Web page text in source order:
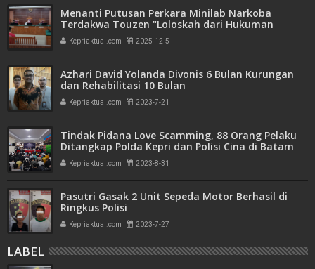
Menanti Putusan Perkara Minilab Narkoba
Terdakwa Touzen "Loloskah dari Hukuman
Seumur Hidup atau Mati"
Kepriaktual.com 2025-12-5
Azhari David Yolanda Divonis 6 Bulan Kurungan
dan Rehabilitasi 10 Bulan
Kepriaktual.com 2023-7-21
Tindak Pidana Love Scamming, 88 Orang Pelaku
Ditangkap Polda Kepri dan Polisi Cina di Batam
Kepriaktual.com 2023-8-31
Pasutri Gasak 2 Unit Sepeda Motor Berhasil di
Ringkus Polisi
Kepriaktual.com 2023-7-27
LABEL